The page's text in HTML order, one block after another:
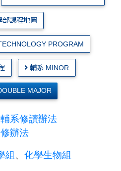
課程地圖
PROGRAM
輔系 MINOR
MAJOR
系修讀辦法
辦法
組、 化學生物組